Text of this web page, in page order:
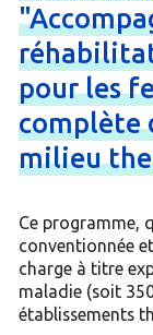
pourles
complète
milieu
Ce programme,
conventionnée
charge à titre
maladie (soit
établissements